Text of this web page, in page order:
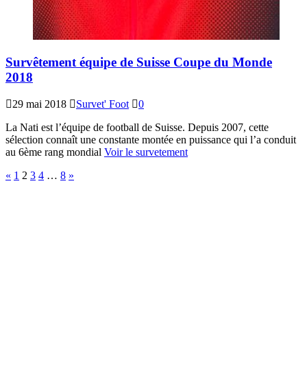
Survêtement équipe de Suisse Coupe du Monde
2018
29 mai 2018 Survet' Foot
0
La Nati est l’équipe de football de Suisse. Depuis 2007, cette
sélection connaît une constante montée en puissance qui l’a conduit
au 6ème rang mondial Voir le survetement
« 1 2 3 4 … 8 »